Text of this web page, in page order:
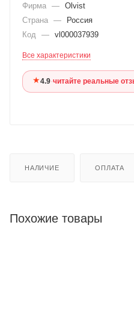
Фирма — Olvist
Страна —
Россия
Код
— vl000037939
Все характеристики
★4.9·читайте реальные
НАЛИЧИЕ ОПЛАТА
Похожие товары